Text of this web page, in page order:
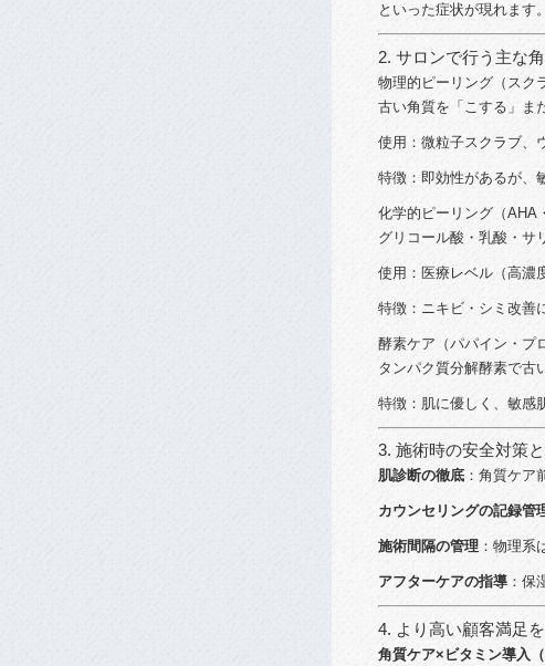
といった症状が現れます。
2. サロンで行う 主な
物理的 ピーリング（ スク
古い角質を「 こ する」 ま
使用： 微粒子スク ラブ、
特徴： 即効性があるが、
化学的 ピーリング（AHA・
グリコール酸・ 乳酸・ サ
使用： 医療 レベル（高濃
特徴： ニキビ・ シミ 改善
酵素ケア（パパイン・ プ
タンパク質分解酵素で古
特徴： 肌に優しく、 敏感
3. 施術時の安全対策と
肌診断の徹底 ： 角質ケア
カウンセリングの記録管
施術間隔の管理 ： 物理系
アフターケアの指導 ： 保
4. より高い顧客満足を
角質ケア× ビタミン導入（